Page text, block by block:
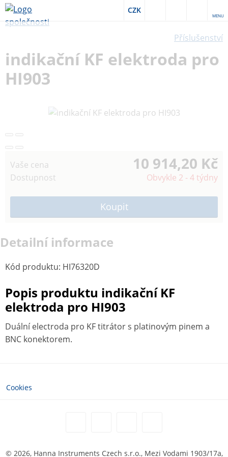
CZK
MENU
Příslušenství
indikační KF elektroda pro
HI903
Vaše cena 10 914,20 Kč
Dostupnost Obvykle 2 - 4 týdny
Detailní informace
Kód produktu: HI76320D
Popis produktu indikační KF
elektroda pro HI903
Duální electroda pro KF titrátor s platinovým pinem a
BNC konektorem.
Cookies
© 2026, Hanna Instruments Czech s.r.o., Mezi Vodami 1903/17a,